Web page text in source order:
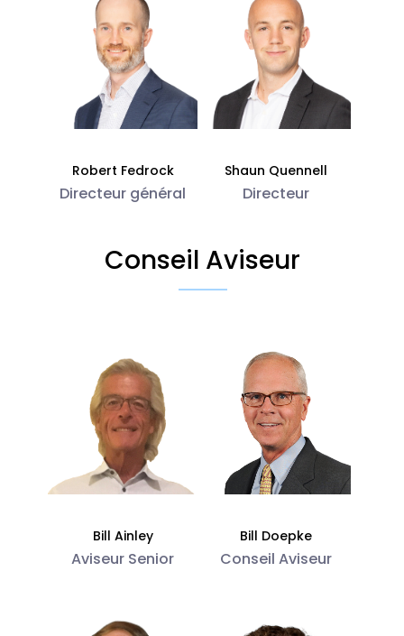
Robert Fedrock
Directeur général
Shaun Quennell
Directeur
Conseil Aviseur
Bill Ainley
Aviseur Senior
Bill Doepke
Conseil Aviseur